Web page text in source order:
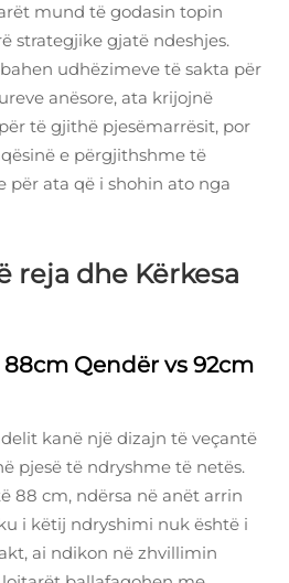
mund të godasin topin
strategjike gjatë ndeshjes.
udhëzimeve të sakta për
anësore, ata krijojnë
të gjithë pjesëmarrësit, por
e përgjithshme të
për ata që i shohin ato nga
reja dhe Kërkesa
Qendër vs 92cm
kanë një dizajn të veçantë
pjesë të ndryshme të netës.
88 cm, ndërsa në anët arrin
i këtij ndryshimi nuk është i
ai ndikon në zhvillimin